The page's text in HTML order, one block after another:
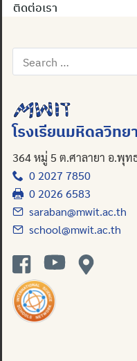
ติดต่อเรา
Search
for:
โรงเรียนมหิดลวิท
364 หมู่ 5 ต.ศาลายา อ.พุ
0 2027 7850
0 2026 6583
saraban@mwit.ac.th
school@mwit.ac.th